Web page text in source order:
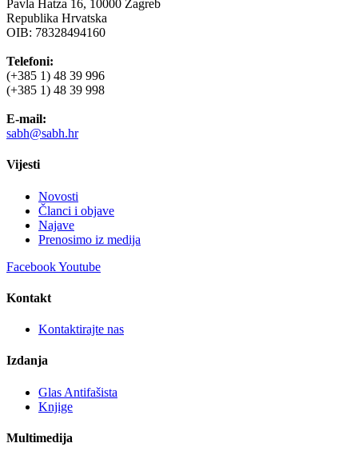
Pavla Hatza 16, 10000 Zagreb
Republika Hrvatska
OIB: 78328494160
Telefoni:
(+385 1) 48 39 996
(+385 1) 48 39 998
E-mail:
sabh@sabh.hr
Vijesti
Novosti
Članci i objave
Najave
Prenosimo iz medija
FacebookYoutube
Kontakt
Kontaktirajte nas
Izdanja
Glas Antifašista
Knjige
Multimedija